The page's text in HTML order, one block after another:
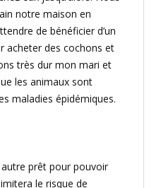
notre maison en
de bénéficier d’un
acheter des cochons et
très dur mon mari et
les animaux sont
maladies épidémiques.
autre prêt pour pouvoir
le risque de